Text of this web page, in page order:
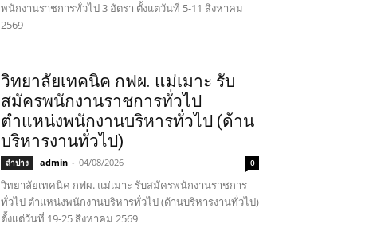
พนักงานราชการทั่วไป 3 อัตรา ตั้งแต่วันที่ 5-11 สิงหาคม
2569
วิทยาลัยเทคนิค กฟผ. แม่เมาะ รับ
สมัครพนักงานราชการทั่วไป
ตำแหน่งพนักงานบริหารทั่วไป (ด้าน
บริหารงานทั่วไป)
ลำปาง admin - 04/08/2026 0
วิทยาลัยเทคนิค กฟผ. แม่เมาะ รับสมัครพนักงานราชการ
ทั่วไป ตำแหน่งพนักงานบริหารทั่วไป (ด้านบริหารงานทั่วไป)
ตั้งแต่วันที่ 19-25 สิงหาคม 2569